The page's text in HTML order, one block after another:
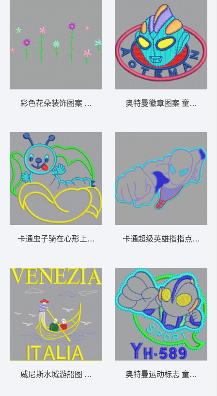
彩色花朵装饰图案 童装 卡通 贴布
卡通虫子骑在心形上 童装 卡通 贴布
威尼斯水城游船图 童装 卡通 贴布
奥特曼徽章图案 童装 卡通
卡通超级英雄指指点点 童
奥特曼运动标志 童装 卡通